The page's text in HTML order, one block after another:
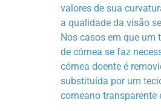
valores de sua
a qualidade da visão
Nos casos em que um
de córnea se faz
córnea doente é
substituída por um
corneano transparente